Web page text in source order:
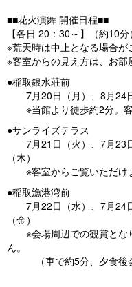
■■花火演舞 開催日程■■
【各日 20：30～】（約10分）
※荒天時は中止となる場合が
※客室からの見え方は、お
●稲取銀水荘前
7月20日（月）、8月24日
※当館より徒歩約2分。客
●サンライズテラス
7月21日（火）、7月23
（木）
※客室からご覧いただけ
●稲取漁港湾前
7月22日（水）、7月24
（金）
※会場周辺での観賞とな
ん。
（車で約5分、夕食後会